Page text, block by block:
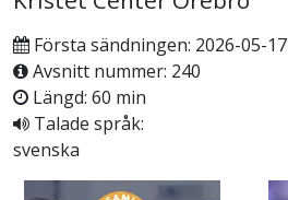
Första sändningen: 2026-05-17
Avsnitt nummer: 240
Längd: 60 min
Talade språk:
svenska